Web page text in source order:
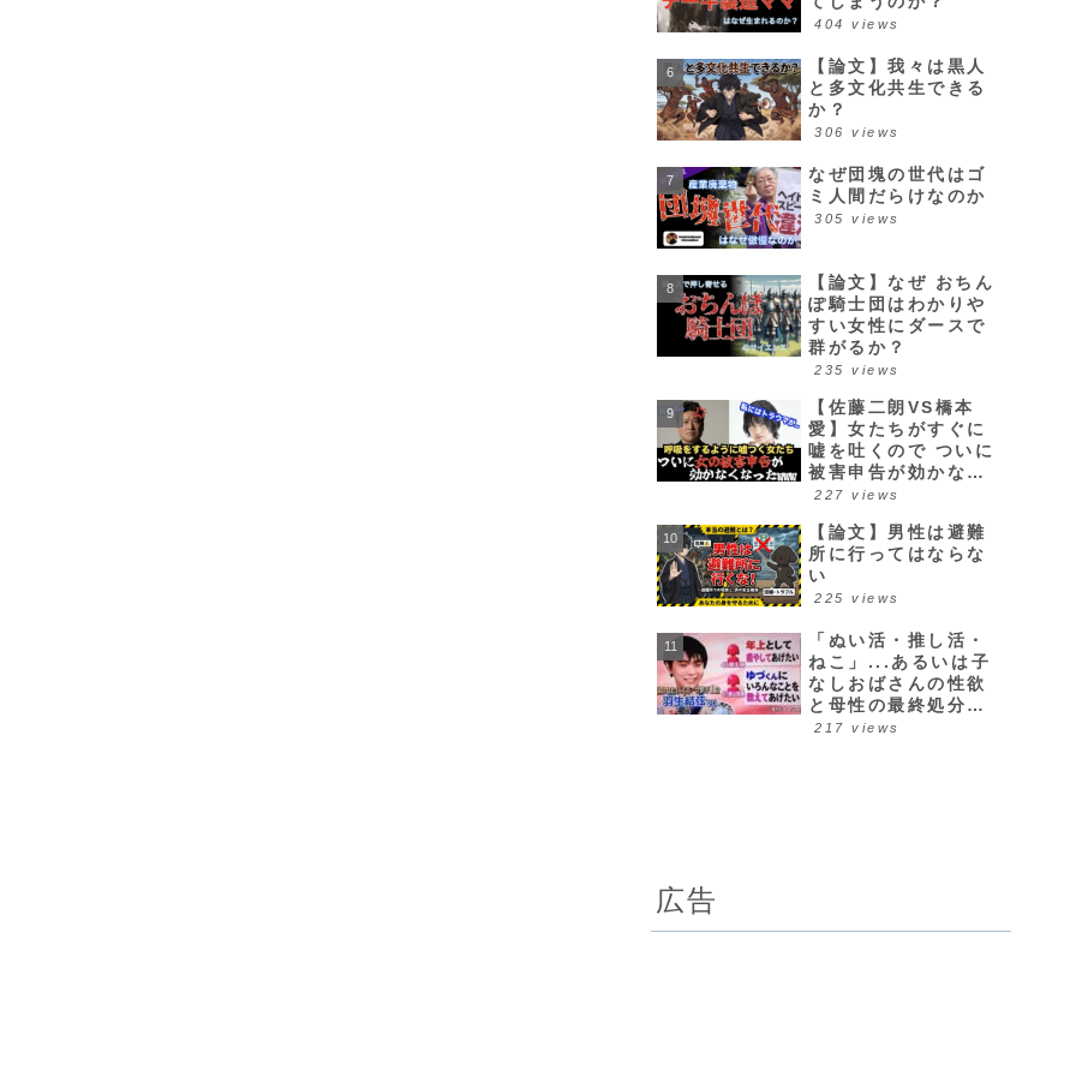
404 views
【論文】我々は黒人
と多文化共生できる
か？
306 views
なぜ団塊の世代はゴ
ミ人間だらけなのか
305 views
【論文】なぜ おちん
ぽ騎士団はわかりや
すい女性にダースで
群がるか？
235 views
【佐藤二朗VS橋本
愛】女たちがすぐに
嘘を吐くので ついに
被害申告が効かなく
なってきた件w
227 views
【論文】男性は避難
所に行ってはならな
い
225 views
「ぬい活・推し活・
ねこ」...あるいは子
なしおばさんの性欲
と母性の最終処分場
について
217 views
広告